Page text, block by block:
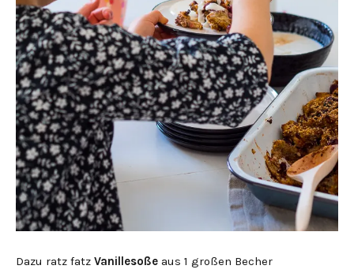
Dazu ratz fatz Vanillesoße aus 1 großen Becher